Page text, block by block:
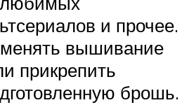
и прочее.
вышивание
прикрепить
брошь.